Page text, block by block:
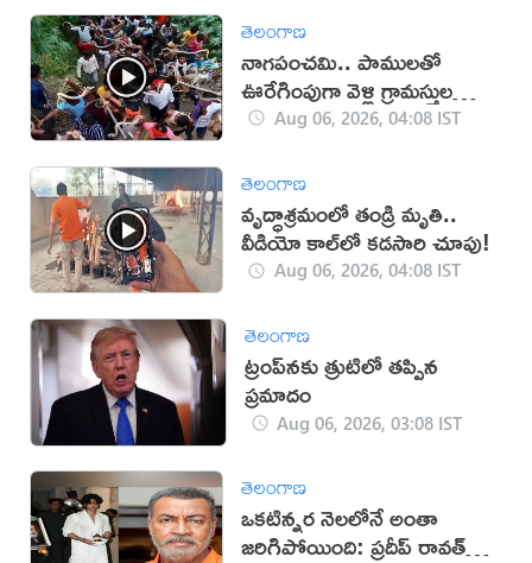
తెలంగాణ
నాగపంచమి.. పాములతో
ఊరేగింపుగా వెళ్లి గ్రామస్తుల
పూజలు(వీడియో)
Aug 06, 2026, 04:08 IST
తెలంగాణ
వృద్ధాశ్రమంలో తండ్రి మృతి..
వీడియో కాల్‌లో కడసారి చూపు!
Aug 06, 2026, 04:08 IST
తెలంగాణ
ట్రంప్‌నకు త్రుటిలో తప్పిన
ప్రమాదం
Aug 06, 2026, 03:08 IST
తెలంగాణ
ఒకటిన్నర నెలలోనే అంతా
జరిగిపోయింది: ప్రదీప్ రావత్